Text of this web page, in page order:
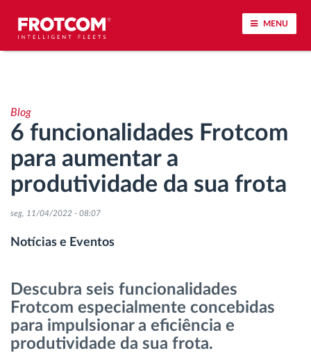
MENU
Análise do estilo de condução
Identificação automática de condutores
Gestão de tarefas
Download remoto de tacógrafo
Controle de acesso
Gestão de Combustível
Blog
6 funcionalidades Frotcom
para aumentar a
produtividade da sua frota
seg, 11/04/2022 - 08:07
Notícias e Eventos
Descubra seis funcionalidades
Frotcom especialmente concebidas
para impulsionar a eficiência e
produtividade da sua frota.